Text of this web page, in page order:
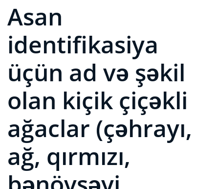
Asan
identifikasiya
üçün ad və şəkil
olan kiçik çiçəkli
ağaclar (çəhrayı,
ağ, qırmızı,